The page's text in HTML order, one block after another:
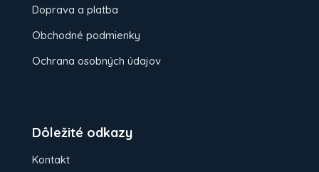
Doprava a platba
Obchodné podmienky
Ochrana osobných údajov
Dôležité odkazy
Kontakt